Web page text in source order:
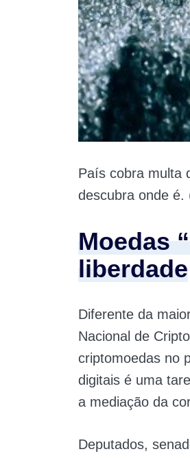
País cobra multa
descubra onde é.
Moedas
liberdade
Diferente da
Nacional de
criptomoedas no
digitais é uma
a mediação da
Deputados,